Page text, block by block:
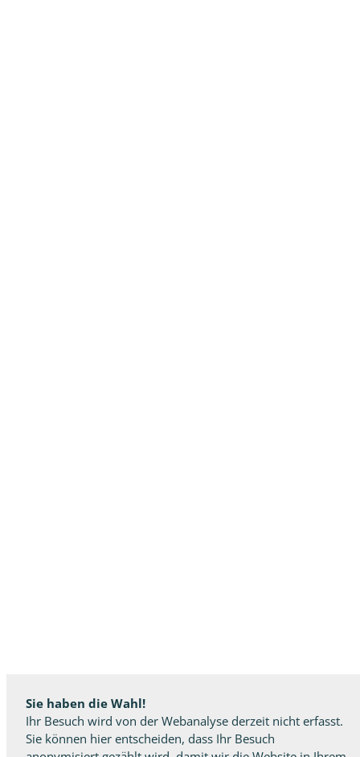
Sie haben die Wahl!
Ihr Besuch wird von der Webanalyse derzeit nicht erfasst.
Sie können hier entscheiden, dass Ihr Besuch